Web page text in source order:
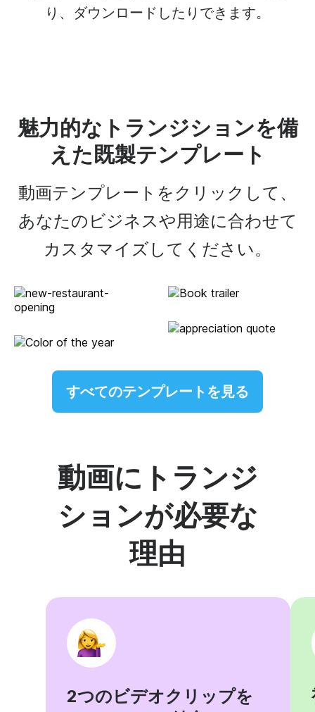
り、ダウンロードしたりできます。
魅力的なトランジションを備
えた既製テンプレート
動画テンプレートをクリックして、
あなたのビジネスや用途に合わせて
カスタマイズしてください。
すべてのテンプレートを見る
動画にトランジ
ションが必要な
理由
2つのビデオクリップを